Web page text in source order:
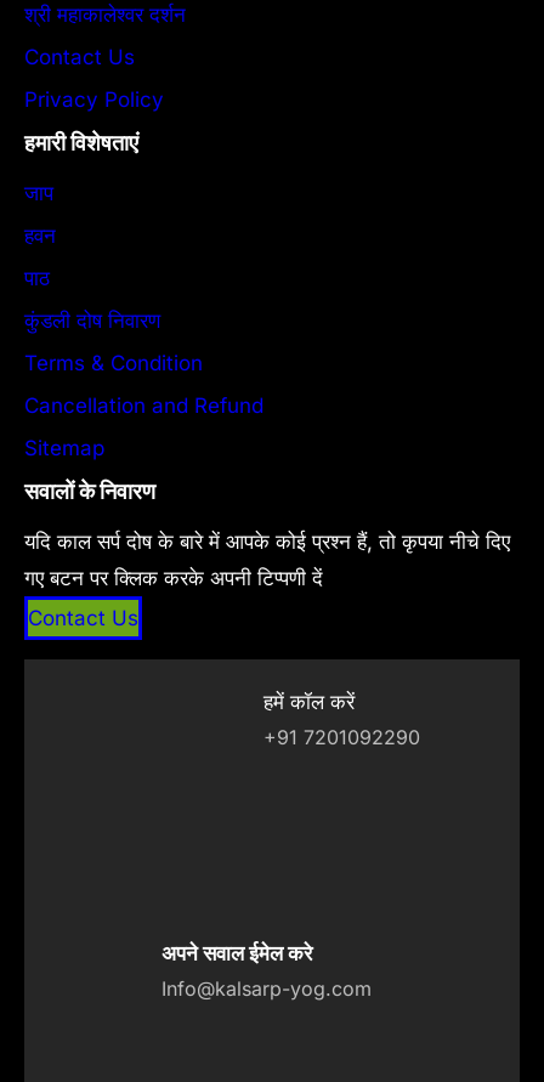
श्री महाकालेश्वर दर्शन
Contact Us
Privacy Policy
हमारी विशेषताएं
जाप
हवन
पाठ
कुंडली दोष निवारण
Terms & Condition
Cancellation and Refund
Sitemap
सवालों के निवारण
यदि काल सर्प दोष के बारे में आपके कोई प्रश्न हैं, तो कृपया नीचे दिए
गए बटन पर क्लिक करके अपनी टिप्पणी दें
Contact Us
हमें कॉल करें
+91 7201092290
अपने सवाल ईमेल करे
Info@kalsarp-yog.com